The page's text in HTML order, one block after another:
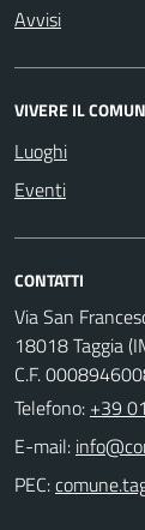
Avvisi
VIVERE IL
Luoghi
Eventi
CONTATTI
Via San
18018 Taggia
C.F.
Telefono: +39
E-mail:
PEC: